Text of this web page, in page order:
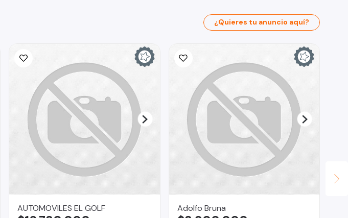
¿Quieres tu anuncio aquí?
AUTOMOVILES EL GOLF Adolfo Bruna